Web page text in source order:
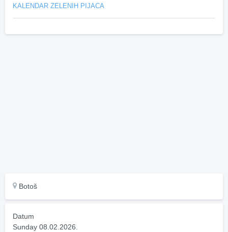
KALENDAR ZELENIH PIJACA
Botoš
Datum
Sunday 08.02.2026.